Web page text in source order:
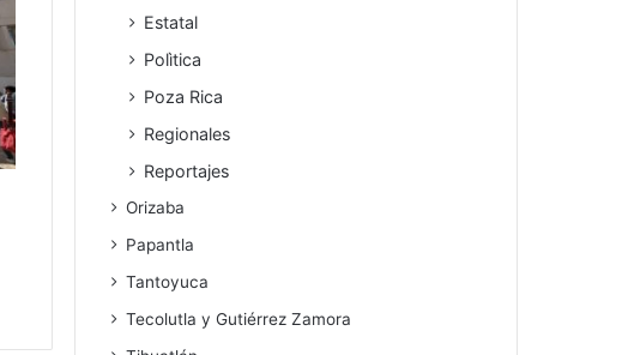
Estatal
Polìtica
Poza Rica
Regionales
Reportajes
Orizaba
Papantla
Tantoyuca
Tecolutla y Gutiérrez Zamora